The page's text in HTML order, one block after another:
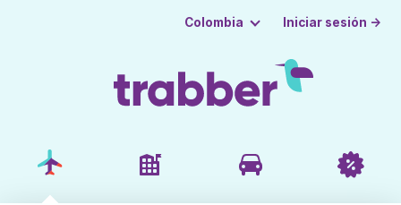
Colombia Iniciar sesión →